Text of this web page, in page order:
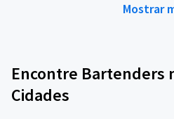
Mostrar
Encontre Bartenders
Cidades